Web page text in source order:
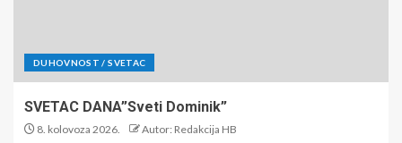
NA DANAŠNJI DAN
1995. ‘Oluja’ i predaja srpske vojske – rat je završen